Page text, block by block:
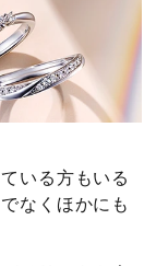
いる方もいる
なくほかにも